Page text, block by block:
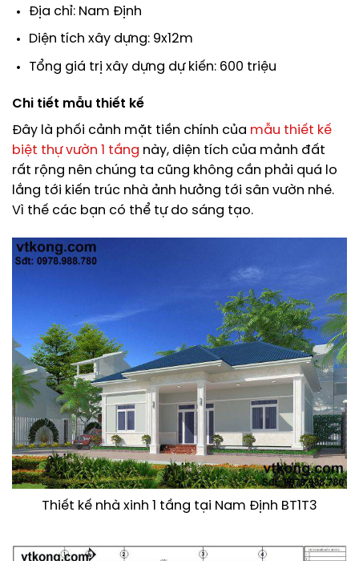
Địa chỉ: Nam Định
Diện tích xây dựng: 9x12m
Tổng giá trị xây dựng dự kiến: 600 triệu
Chi tiết mẫu thiết kế
Đây là phối cảnh mặt tiền chính của mẫu thiết kế
biệt thự vườn 1 tầng này, diện tích của mảnh đất
rất rộng nên chúng ta cũng không cần phải quá lo
lắng tới kiến trúc nhà ảnh hưởng tới sân vườn nhé.
Vì thế các bạn có thể tự do sáng tạo.
Thiết kế nhà xinh 1 tầng tại Nam Định BT1T3